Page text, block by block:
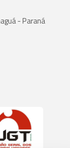
- Paraná